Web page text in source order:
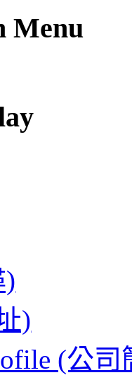
Menu
)
)
(公司